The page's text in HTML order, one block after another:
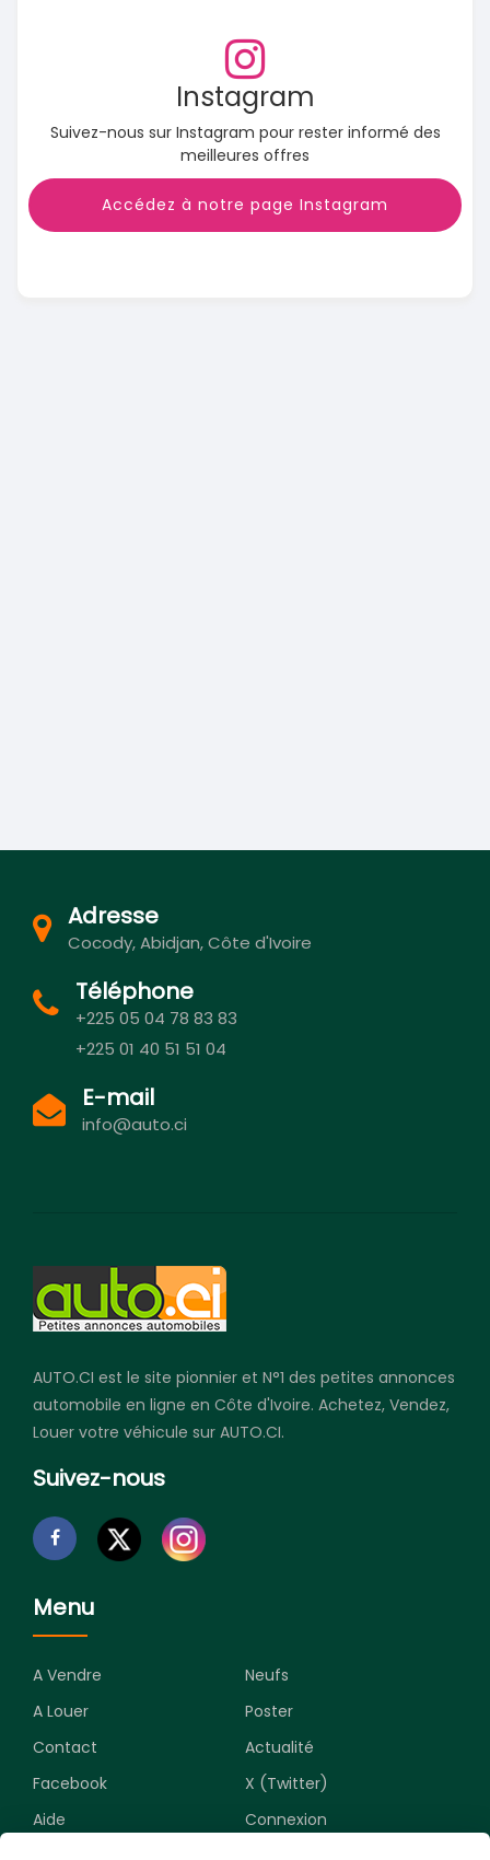
Instagram
Suivez-nous sur Instagram pour rester informé des
meilleures offres
Accédez à notre page Instagram
Adresse
Cocody, Abidjan, Côte d'Ivoire
Téléphone
+225 05 04 78 83 83
+225 01 40 51 51 04
E-mail
info@auto.ci
AUTO.CI est le site pionnier et N°1 des petites annonces
automobile en ligne en Côte d'Ivoire. Achetez, Vendez,
Louer votre véhicule sur AUTO.CI.
Suivez-nous
Menu
A Vendre
Neufs
A Louer
Poster
Contact
Actualité
Facebook
X (Twitter)
Aide
Connexion